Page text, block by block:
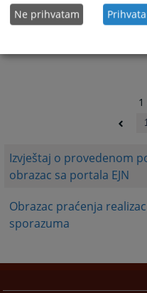
Izvještaj o provedenom
obrazac sa portala EJN
Obrazac praćenja
sporazuma
1
Ne prihvatam